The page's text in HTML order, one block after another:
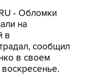
- Обломки
на
в
сообщил
в своем